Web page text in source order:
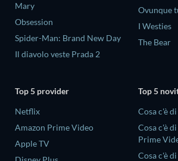
Mary
Obsession
Spider-Man: Brand New Day
Il diavolo veste Prada 2
Ovunque
I Westies
The Bear
Top 5 provider
Netflix
Amazon Prime Video
Apple TV
Top 5
Cosa c'è
Cosa c'è
Prime
Cosa c'è